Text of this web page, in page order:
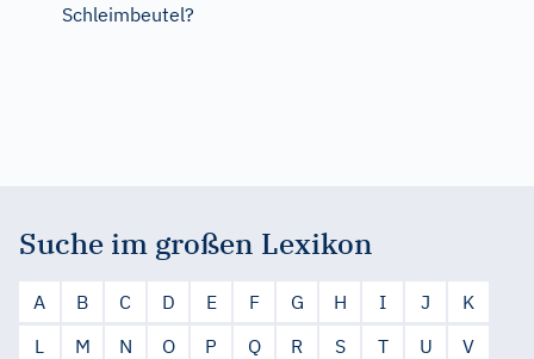
Schleimbeutel?
Suche im großen Lexikon
A B C D E F G H I J
K
L
M N O P Q R S T U
V